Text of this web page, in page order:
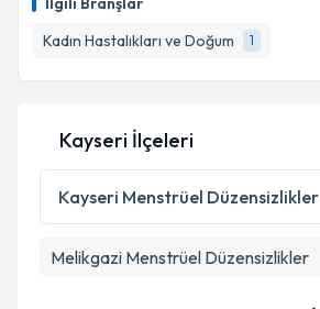
Kadın Hastalıkları ve Doğum
1
Kayseri İlçeleri
Kayseri Menstrüel Düzensizlikler
Melikgazi Menstrüel Düzensizlikler